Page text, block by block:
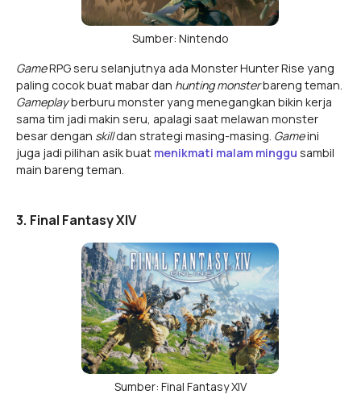
Sumber: Nintendo
GameRPG seru selanjutnya ada Monster Hunter Rise yang
paling cocok buat mabar dan hunting monsterbareng teman.
Gameplayberburu monster yang menegangkan bikin kerja
sama tim jadi makin seru, apalagi saat melawan monster
besar dengan skilldan strategi masing-masing. Gameini
juga jadi pilihan asik buat menikmati malam minggu sambil
main bareng teman.
3. Final Fantasy XIV
Sumber: Final Fantasy XIV